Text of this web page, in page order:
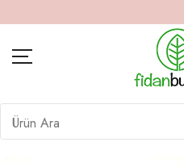
BITKILER
İÇ MEKAN BITKILERI